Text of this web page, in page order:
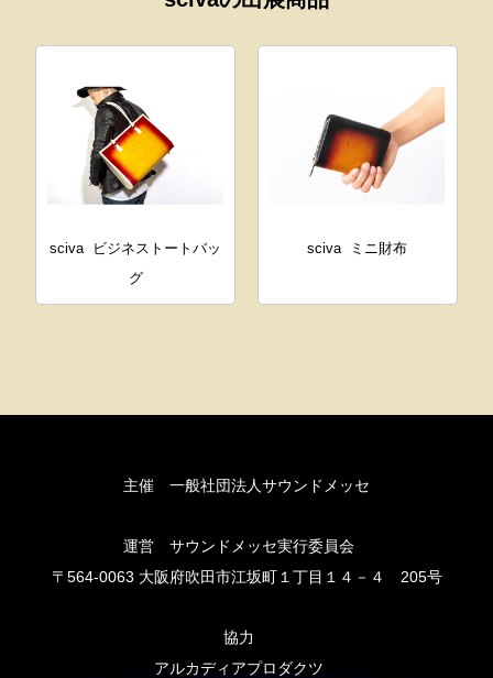
sciva
ビジネストートバッ
グ
sciva ミニ財布
主催 一般社団法人サウンドメッセ
運営 サウンドメッセ実行委員会
〒564-0063 大阪府吹田市江坂町１丁目１４－４ 205号
協力
アルカディアプロダクツ